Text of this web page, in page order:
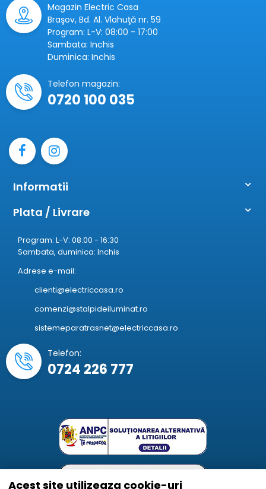
Magazin Electric Casa
Braşov, Bd. Al. Vlahuţă nr. 59
Program: L-V: 08:00 - 17:00
Sambata: Inchis
Duminica: Inchis
Telefon magazin:
0720 100 035
Informatii
Plata / Livrare
Program: L-V: 08:00 - 16:30
Sambata, duminica: Inchis
Adrese e-mail:
clienti@electriccasa.ro
comenzi@stalpideiluminat.ro
sistemeparatrasnet@electriccasa.ro
Telefon:
0724 226 777
Acest site utilizeaza cookie-uri